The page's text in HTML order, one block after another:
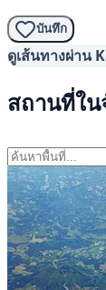
บันทึก
ดูเส้นทางผ่าน
สถานที่ใ